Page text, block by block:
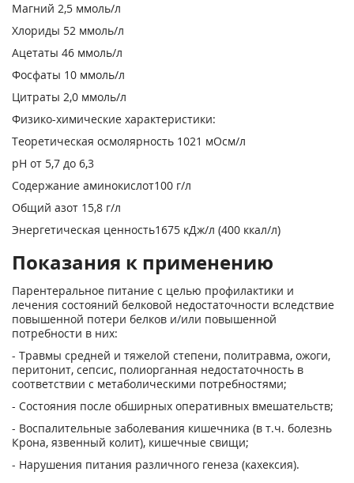
Магний 2,5 ммоль/л
Хлориды 52 ммоль/л
Ацетаты 46 ммоль/л
Фосфаты 10 ммоль/л
Цитраты 2,0 ммоль/л
Физико-химические характеристики:
Теоретическая осмолярность 1021 мОсм/л
pH от 5,7 до 6,3
Содержание аминокислот100 г/л
Общий азот 15,8 г/л
Энергетическая ценность1675 кДж/л (400 ккал/л)
Показания к применению
Парентеральное питание с целью профилактики и
лечения состояний белковой недостаточности вследствие
повышенной потери белков и/или повышенной
потребности в них:
- Травмы средней и тяжелой степени, политравма, ожоги,
перитонит, сепсис, полиорганная недостаточность в
соответствии с метаболическими потребностями;
- Состояния после обширных оперативных вмешательств;
- Воспалительные заболевания кишечника (в т.ч. болезнь
Крона, язвенный колит), кишечные свищи;
- Нарушения питания различного генеза (кахексия).